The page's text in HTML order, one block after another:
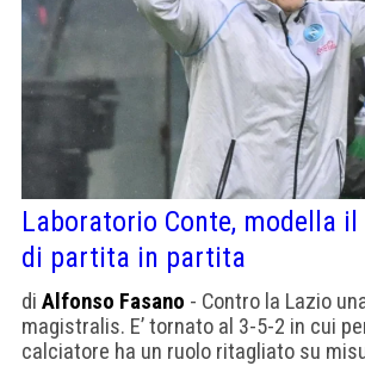
Laboratorio Conte, modella
di partita in partita
di Alfonso Fasano - Contro la Lazio
magistralis. E’ tornato al 3-5-2 in cui
calciatore ha un ruolo ritagliato su